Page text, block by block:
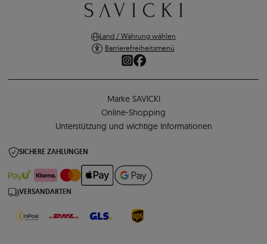
Land / Währung wählen
Barrierefreiheitsmenü
Marke SAVICKI
Online-Shopping
Unterstützung und wichtige Informationen
SICHERE ZAHLUNGEN
VERSANDARTEN